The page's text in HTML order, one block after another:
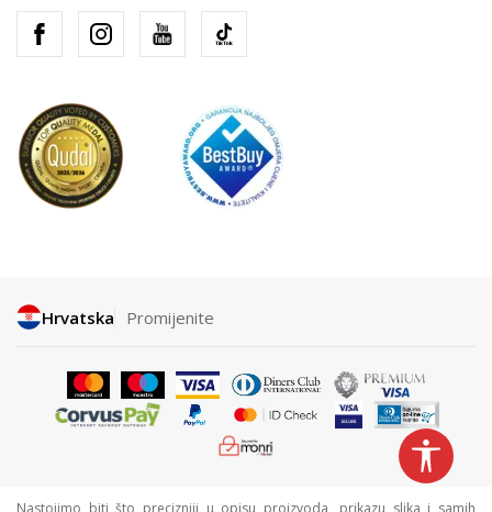
Hrvatska Promijenite
Nastojimo biti što precizniji u opisu proizvoda, prikazu slika i samih